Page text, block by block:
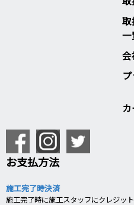
取
一
会
お支払方法
施工完了時決済
施工完了時に施工スタッフにクレジッ